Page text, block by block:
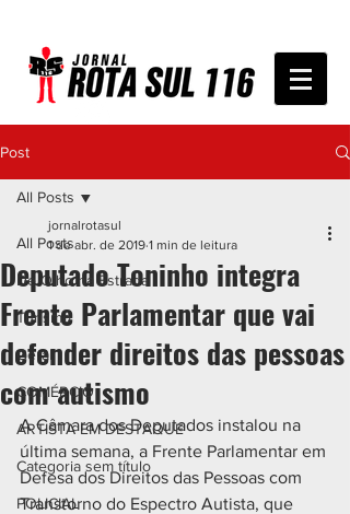
Post
All Posts
De Olho na Estrada
Turismo
Geral
COMÉRCIO
ARTISTA EM DESTAQUE
Categoria sem título
POLICIAL
All Posts
Deputado Toninho integra
Frente Parlamentar que vai
defender direitos das pessoas
com autismo
jornalrotasul
1 de abr. de 2019 1 min de leitura
A Câmara dos Deputados instalou na
última semana, a Frente Parlamentar em
Defesa dos Direitos das Pessoas com
Transtorno do Espectro Autista, que